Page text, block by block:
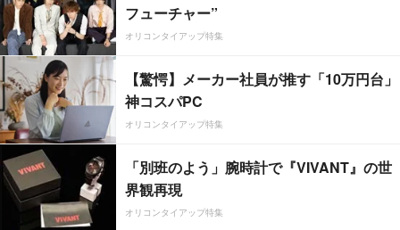
フューチャー”
オリコンタイアップ特集
【驚愕】メーカー社員が推す「10万円台」
神コスパPC
オリコンタイアップ特集
「別班のよう」腕時計で『VIVANT』の世
界観再現
オリコンタイアップ特集